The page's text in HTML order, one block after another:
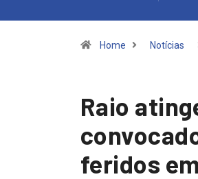
Home Notícias
Raio
feridos